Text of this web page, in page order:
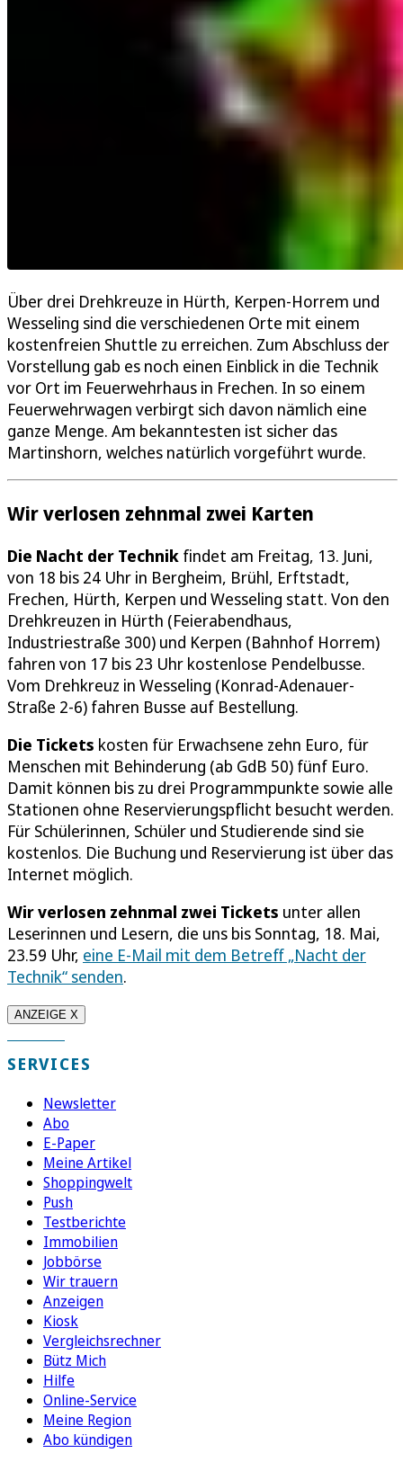
Über drei Drehkreuze in Hürth, Kerpen-Horrem und
Wesseling sind die verschiedenen Orte mit einem
kostenfreien Shuttle zu erreichen. Zum Abschluss der
Vorstellung gab es noch einen Einblick in die Technik
vor Ort im Feuerwehrhaus in Frechen. In so einem
Feuerwehrwagen verbirgt sich davon nämlich eine
ganze Menge. Am bekanntesten ist sicher das
Martinshorn, welches natürlich vorgeführt wurde.
Wir verlosen zehnmal zwei Karten
Die Nacht der Technik findet am Freitag, 13. Juni,
von 18 bis 24 Uhr in Bergheim, Brühl, Erftstadt,
Frechen, Hürth, Kerpen und Wesseling statt. Von den
Drehkreuzen in Hürth (Feierabendhaus,
Industriestraße 300) und Kerpen (Bahnhof Horrem)
fahren von 17 bis 23 Uhr kostenlose Pendelbusse.
Vom Drehkreuz in Wesseling (Konrad-Adenauer-
Straße 2-6) fahren Busse auf Bestellung.
Die Tickets kosten für Erwachsene zehn Euro, für
Menschen mit Behinderung (ab GdB 50) fünf Euro.
Damit können bis zu drei Programmpunkte sowie alle
Stationen ohne Reservierungspflicht besucht werden.
Für Schülerinnen, Schüler und Studierende sind sie
kostenlos. Die Buchung und Reservierung ist über das
Internet möglich.
Wir verlosen zehnmal zwei Tickets unter allen
Leserinnen und Lesern, die uns bis Sonntag, 18. Mai,
23.59 Uhr, eine E-Mail mit dem Betreff „Nacht der
Technik“ senden.
ANZEIGE X
SERVICES
Newsletter
Abo
E-Paper
Meine Artikel
Shoppingwelt
Push
Testberichte
Immobilien
Jobbörse
Wir trauern
Anzeigen
Kiosk
Vergleichsrechner
Bütz Mich
Hilfe
Online-Service
Meine Region
Abo kündigen